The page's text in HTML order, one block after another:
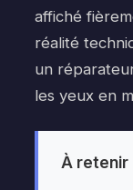
affiché
réalité
un
les yeux en
À retenir